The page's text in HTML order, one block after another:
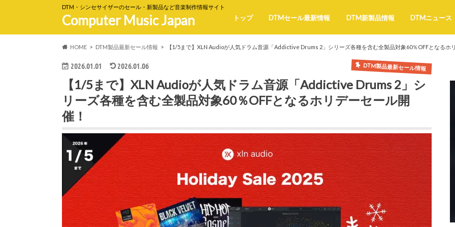
DTM・シンセサイザーのセール・新製品など音楽制作情報サイト
Computer Music Japan トップ DTMセール最新情報 DTM新製品情報 DTMニュース
HOME DTM製品最新セール情報 【1/5まで】XLN Audioが人気ドラム音源「Addictive Drums 2」シリーズ各種を含む全製品対象60％OFFとなるホ
2026.01.01 2026.01.06 DTM製品最新セール情報
【1/5まで】XLN Audioが人気ドラム音源「Addictive Drums 2」シ
リーズ各種を含む全製品対象60％OFFとなるホリデーセール開
催！